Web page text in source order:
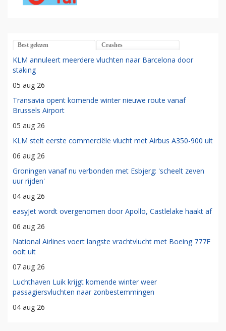
Best gelezen Crashes
KLM annuleert meerdere vluchten naar Barcelona door
staking
05 aug 26
Transavia opent komende winter nieuwe route vanaf
Brussels Airport
05 aug 26
KLM stelt eerste commerciële vlucht met Airbus A350-900 uit
06 aug 26
Groningen vanaf nu verbonden met Esbjerg: 'scheelt zeven
uur rijden'
04 aug 26
easyJet wordt overgenomen door Apollo, Castlelake haakt af
06 aug 26
National Airlines voert langste vrachtvlucht met Boeing 777F
ooit uit
07 aug 26
Luchthaven Luik krijgt komende winter weer
passagiersvluchten naar zonbestemmingen
04 aug 26